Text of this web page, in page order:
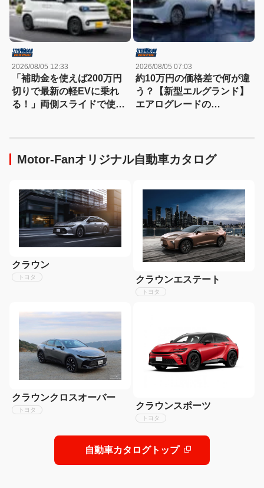
2026/08/05 12:33
「補助金を使えば200万円
切りで最新の軽EVに乗れ
る！」両側スライドで使い
2026/08/05 07:03
約10万円の価格差で何が違
う？【新型エルグランド】
エアログレードの
Motor-Fanオリジナル自動車カタログ
クラウン
トヨタ クラウンエステート
トヨタ
クラウンクロスオーバー
トヨタ クラウンスポーツ
トヨタ
自動車カタログトップ